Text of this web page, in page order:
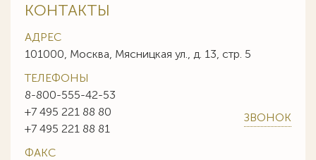
КОНТАКТЫ
АДРЕС
101000, Москва, Мясницкая ул., д. 13, стр. 5
ТЕЛЕФОНЫ
8-800-555-42-53
+7 495 221 88 80
+7 495 221 88 81
ЗВОНОК
ФАКС